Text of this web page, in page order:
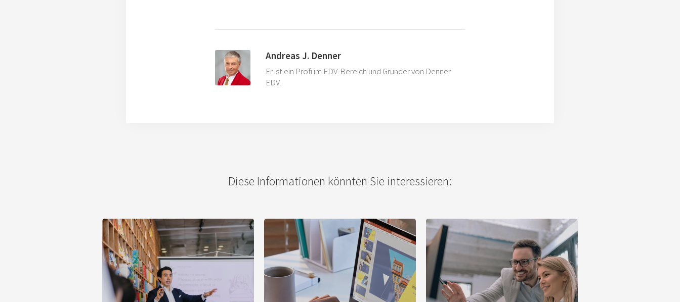
Andreas J. Denner
Er ist ein Profi im EDV-Bereich und Gründer von Denner
EDV.
Diese Informationen könnten Sie interessieren: